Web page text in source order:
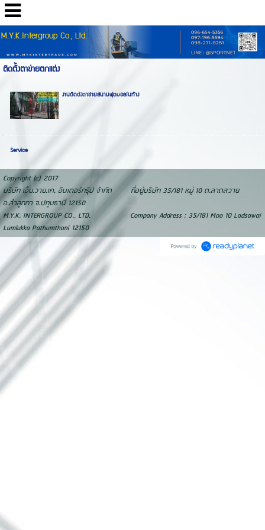
M.Y.K.Intergroup Co., Ltd.
ติดตั้งตาข่ายตกแต่ง
งานติดตั้งตาข่ายสนามฟุตบอลในห้าง
Service
Copyright (c) 2017
บริษัท เอ็ม.วาย.เค. อินเตอร์กรุ๊ป จำกัด ที่อยู่บริษัท 35/181 หมู่ 10 ต.ลาดสวาย
อ.ลำลูกกา จ.ปทุมธานี 12150
M.Y.K. INTERGROUP CO., LTD. Company Address : 35/181 Moo 10 Ladsawai
Lumlukka Pathumthani 12150